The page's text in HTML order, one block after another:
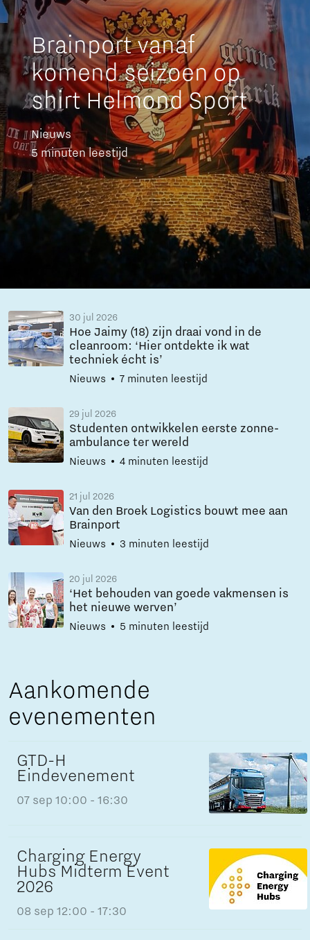
Brainport vanaf
komend seizoen op
shirt Helmond Sport
Nieuws
5 minuten leestijd
30 jul 2026
Hoe Jaimy (18) zijn draai vond in de
cleanroom: ‘Hier ontdekte ik wat
techniek écht is’
Nieuws 7 minuten leestijd
29 jul 2026
Studenten ontwikkelen eerste zonne-
ambulance ter wereld
Nieuws 4 minuten leestijd
21 jul 2026
Van den Broek Logistics bouwt mee aan
Brainport
Nieuws 3 minuten leestijd
20 jul 2026
‘Het behouden van goede vakmensen is
het nieuwe werven’
Nieuws 5 minuten leestijd
Aankomende
evenementen
GTD-H
Eindevenement
07 sep 10:00 - 16:30
Charging Energy
Hubs Midterm Event
2026
08 sep 12:00 - 17:30